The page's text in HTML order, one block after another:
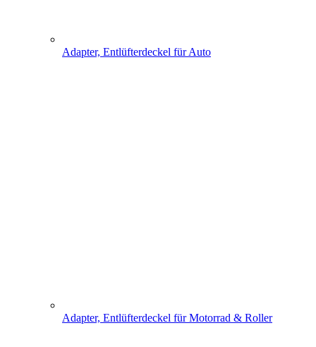
Adapter, Entlüfterdeckel für Auto
Adapter, Entlüfterdeckel für Motorrad & Roller